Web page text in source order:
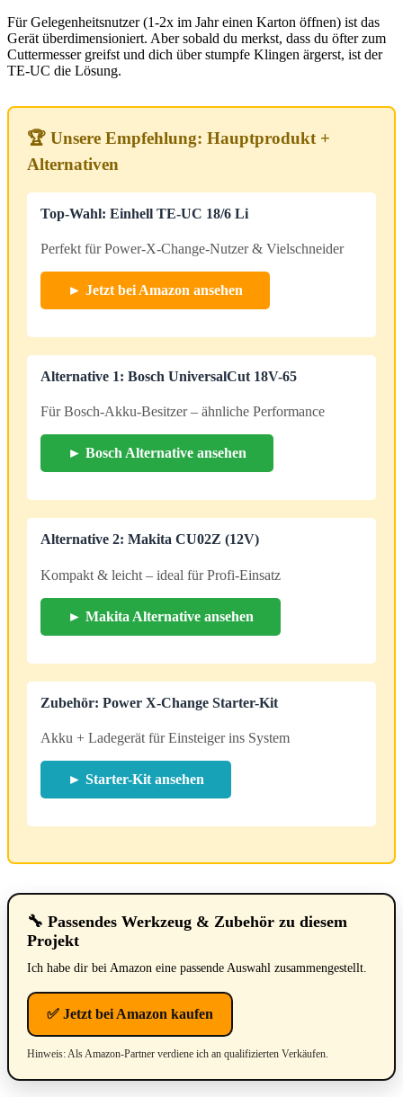
Für Gelegenheitsnutzer (1-2x im Jahr einen Karton öffnen) ist das
Gerät überdimensioniert. Aber sobald du merkst, dass du öfter zum
Cuttermesser greifst und dich über stumpfe Klingen ärgerst, ist der
TE-UC die Lösung.
🏆 Unsere Empfehlung: Hauptprodukt +
Alternativen
Top-Wahl: Einhell TE-UC 18/6 Li
Perfekt für Power-X-Change-Nutzer & Vielschneider
► Jetzt bei Amazon ansehen
Alternative 1: Bosch UniversalCut 18V-65
Für Bosch-Akku-Besitzer – ähnliche Performance
► Bosch Alternative ansehen
Alternative 2: Makita CU02Z (12V)
Kompakt & leicht – ideal für Profi-Einsatz
► Makita Alternative ansehen
Zubehör: Power X-Change Starter-Kit
Akku + Ladegerät für Einsteiger ins System
► Starter-Kit ansehen
🔧 Passendes Werkzeug & Zubehör zu diesem
Projekt
Ich habe dir bei Amazon eine passende Auswahl zusammengestellt.
✅ Jetzt bei Amazon kaufen
Hinweis: Als Amazon-Partner verdiene ich an qualifizierten Verkäufen.